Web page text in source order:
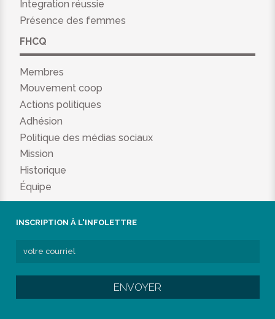
Integration réussie
Présence des femmes
FHCQ
Membres
Mouvement coop
Actions politiques
Adhésion
Politique des médias sociaux
Mission
Historique
Équipe
INSCRIPTION À L'INFOLETTRE
ENVOYER